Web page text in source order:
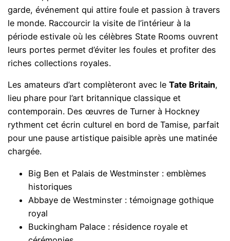
garde, événement qui attire foule et passion à travers
le monde. Raccourcir la visite de l’intérieur à la
période estivale où les célèbres State Rooms ouvrent
leurs portes permet d’éviter les foules et profiter des
riches collections royales.
Les amateurs d’art complèteront avec leTate Britain,
lieu phare pour l’art britannique classique et
contemporain. Des œuvres de Turner à Hockney
rythment cet écrin culturel en bord de Tamise, parfait
pour une pause artistique paisible après une matinée
chargée.
Big Ben et Palais de Westminster : emblèmes
historiques
Abbaye de Westminster : témoignage gothique
royal
Buckingham Palace : résidence royale et